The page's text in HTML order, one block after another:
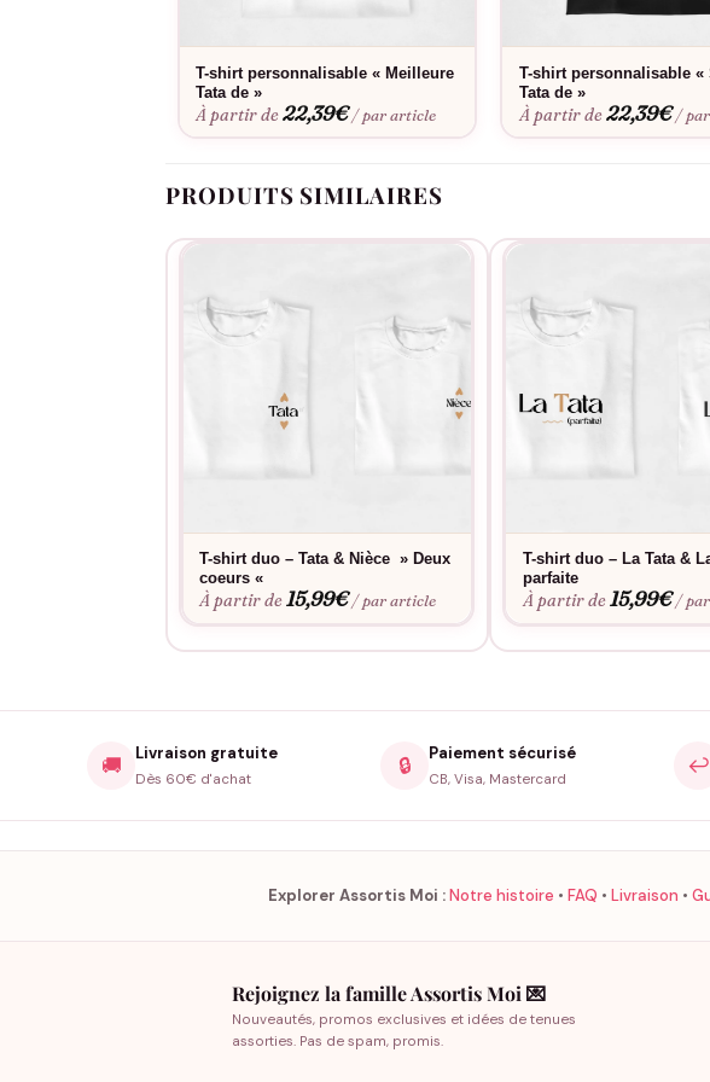
T-shirt personnalisable « Meilleure
Tata de »
À partir de22,39€ / par article
T-shirt personnalisable «
Tata de »
À partir de22,39€ /
PRODUITS SIMILAIRES
T-shirt duo – Tata & Nièce » Deux
coeurs «
À partir de15,99€ / par article
T-shirt duo – La Tata &
parfaite
À partir de15,99€ /
🚚 Livraison gratuite
Dès 60€ d'achat
🔒 Paiement sécurisé
CB, Visa, Mastercard
↩️
Explorer Assortis Moi :Notre histoire • FAQ • Livraison •
Rejoignez la famille Assortis Moi 💌
Nouveautés, promos exclusives et idées de tenues
assorties. Pas de spam, promis.